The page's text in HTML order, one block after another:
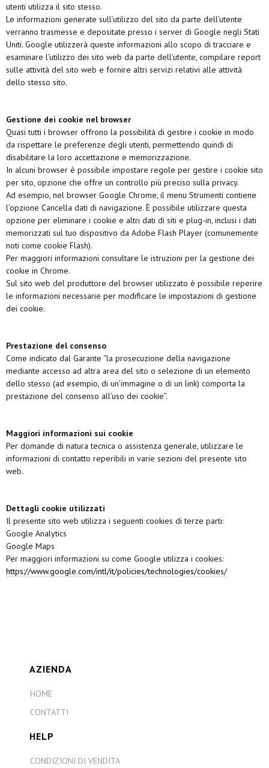
utenti utilizza il sito stesso.
Le informazioni generate sull’utilizzo del sito da parte dell’utente
verranno trasmesse e depositate presso i server di Google negli Stati
Uniti. Google utilizzerà queste informazioni allo scopo di tracciare e
esaminare l’utilizzo dei sito web da parte dell’utente, compilare report
sulle attività del sito web e fornire altri servizi relativi alle attività
dello stesso sito.
Gestione dei cookie nel browser
Quasi tutti i browser offrono la possibilità di gestire i cookie in modo
da rispettare le preferenze degli utenti, permettendo quindi di
disabilitare la loro accettazione e memorizzazione.
In alcuni browser è possibile impostare regole per gestire i cookie sito
per sito, opzione che offre un controllo più preciso sulla privacy.
Ad esempio, nel browser Google Chrome, il menu Strumenti contiene
l’opzione Cancella dati di navigazione. È possibile utilizzare questa
opzione per eliminare i cookie e altri dati di siti e plug-in, inclusi i dati
memorizzati sul tuo dispositivo da Adobe Flash Player (comunemente
noti come cookie Flash).
Per maggiori informazioni consultare le istruzioni per la gestione dei
cookie in Chrome.
Sul sito web del produttore del browser utilizzato è possibile reperire
le informazioni necessarie per modificare le impostazioni di gestione
dei cookie.
Prestazione del consenso
Come indicato dal Garante “la prosecuzione della navigazione
mediante accesso ad altra area del sito o selezione di un elemento
dello stesso (ad esempio, di un’immagine o di un link) comporta la
prestazione del consenso all’uso dei cookie”.
Maggiori informazioni sui cookie
Per domande di natura tecnica o assistenza generale, utilizzare le
informazioni di contatto reperibili in varie sezioni del presente sito
web.
Dettagli cookie utilizzati
Il presente sito web utilizza i seguenti cookies di terze parti:
Google Analytics
Google Maps
Per maggiori informazioni su come Google utilizza i cookies:
https://www.google.com/intl/it/policies/technologies/cookies/
AZIENDA
HOME
CONTATTI
HELP
CONDIZIONI DI VENDITA